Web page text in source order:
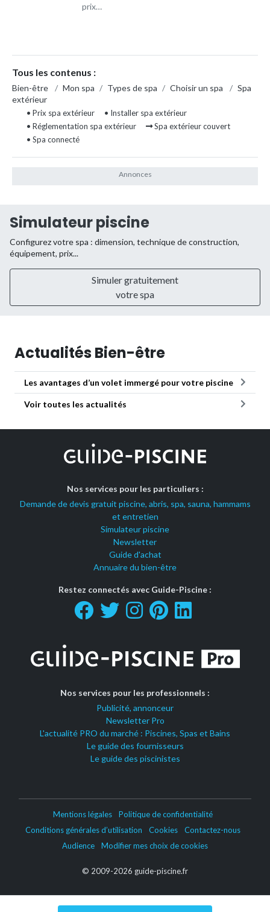
prix…
Tous les contenus :
Bien-être / Mon spa / Types de spa / Choisir un spa / Spa
extérieur
• Prix spa extérieur
• Installer spa extérieur
• Réglementation spa extérieur
Spa extérieur couvert
• Spa connecté
Simulateur piscine
Configurez votre spa : dimension, technique de construction,
équipement, prix...
Simuler gratuitement
votre spa
Actualités Bien-être
Les avantages d’un volet immergé pour votre piscine
Voir toutes les actualités
Nos services pour les particuliers :
Demande de devis gratuit piscine, abris, spa, sauna, hammams
et entretien
Simulateur piscine
Newsletter
Guide d'achat
Annuaire du bien-être
Restez connectés avec Guide-Piscine :
Nos services pour les professionnels :
Publicité, annonceur
Newsletter Pro
L'actualité PRO du marché : Piscines, Spas et Bains
Le guide des fournisseurs
Le guide des piscinistes
Mentions légales
Politique de confidentialité
Conditions générales d’utilisation
Cookies
Contactez-nous
Audience
Modifier mes choix de cookies
© 2009-2026 guide-piscine.fr